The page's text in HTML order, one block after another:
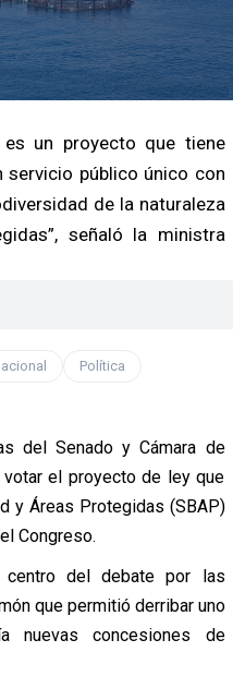
es un proyecto que tiene
público único con
de la naturaleza
señaló la ministra
Política
del Senado y Cámara de
el proyecto de ley que
y Áreas Protegidas (SBAP)
Congreso.
del debate por las
que permitió derribar uno
nuevas concesiones de